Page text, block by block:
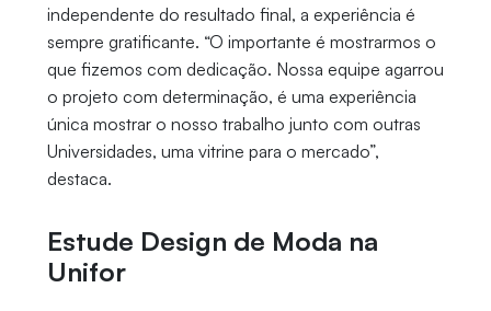
independente do resultado final, a experiência é
sempre gratificante. “O importante é mostrarmos o
que fizemos com dedicação. Nossa equipe agarrou
o projeto com determinação, é uma experiência
única mostrar o nosso trabalho junto com outras
Universidades, uma vitrine para o mercado”,
destaca.
Estude Design de Moda na
Unifor